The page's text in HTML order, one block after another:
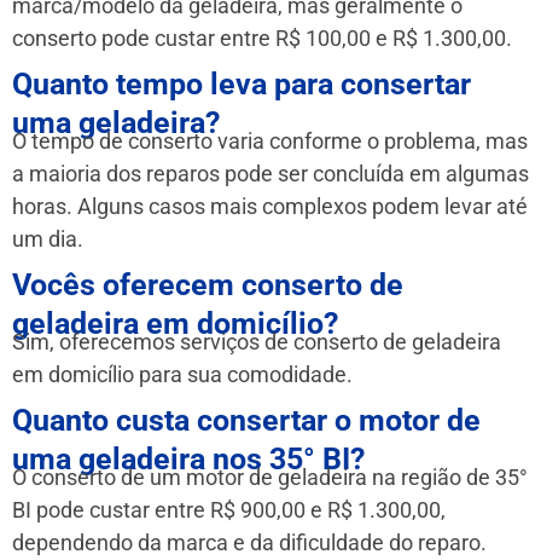
marca/modelo da geladeira, mas geralmente o
conserto pode custar entre R$ 100,00 e R$ 1.300,00.
Quanto tempo leva para consertar
uma geladeira?
O tempo de conserto varia conforme o problema, mas
a maioria dos reparos pode ser concluída em algumas
horas. Alguns casos mais complexos podem levar até
um dia.
Vocês oferecem conserto de
geladeira em domicílio?
Sim, oferecemos serviços de conserto de geladeira
em domicílio para sua comodidade.
Quanto custa consertar o motor de
uma geladeira nos 35° BI?
O conserto de um motor de geladeira na região de 35°
BI pode custar entre R$ 900,00 e R$ 1.300,00,
dependendo da marca e da dificuldade do reparo.